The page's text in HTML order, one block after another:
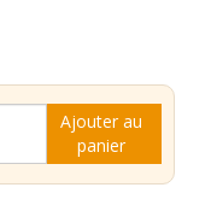
Ajouter au
panier